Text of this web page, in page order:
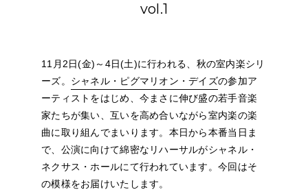
2026
ARCHIVE
NEWS
FEATURED
vol.1
11月2日(金)～4日(土)に行われる、秋の室内楽シリ
ーズ。 シャネル・ピグマリオン・デイズの参加ア
ーティストをはじめ、今まさに伸び盛の若手音楽
家たちが集い、互いを高め合いながら室内楽の楽
曲に取り組んでまいります。本日から本番当日ま
で、公演に向けて綿密なリハーサルがシャネル・
ネクサス・ホールにて行われています。今回はそ
の模様をお届けいたします。